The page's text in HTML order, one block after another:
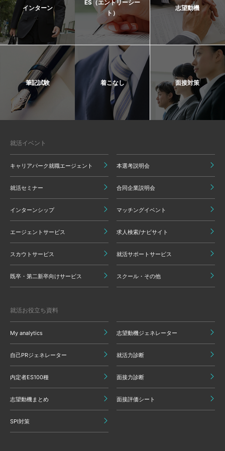
インターン
ES（エントリーシー
ト）
志望動機
筆記試験 着こなし 面接対策
就活イベント
キャリアパーク就職エージェント 本選考説明会
就活セミナー 合同企業説明会
インターンシップ マッチングイベント
エージェントサービス 求人検索/ナビサイト
スカウトサービス 就活サポートサービス
既卒・第二新卒向けサービス スクール・その他
就活お役立ち資料
My analytics 志望動機ジェネレーター
自己PRジェネレーター 就活力診断
内定者ES100種 面接力診断
志望動機まとめ 面接評価シート
SPI対策